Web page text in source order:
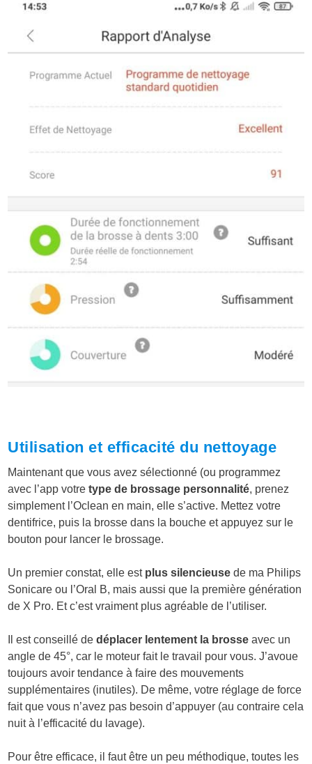
Utilisation et efficacité du nettoyage
Maintenant que vous avez sélectionné (ou programmez
avec l’app votretype de brossage personnalité, prenez
simplement l’Oclean en main, elle s’active. Mettez votre
dentifrice, puis la brosse dans la bouche et appuyez sur le
bouton pour lancer le brossage.
Un premier constat, elle est plus silencieuse de ma Philips
Sonicare ou l’Oral B, mais aussi que la première génération
de X Pro. Et c’est vraiment plus agréable de l’utiliser.
Il est conseillé dedéplacer lentement la brosse avec un
angle de 45°, car le moteur fait le travail pour vous. J’avoue
toujours avoir tendance à faire des mouvements
supplémentaires (inutiles). De même, votre réglage de force
fait que vous n’avez pas besoin d’appuyer (au contraire cela
nuit à l’efficacité du lavage).
Pour être efficace, il faut être un peu méthodique, toutes les